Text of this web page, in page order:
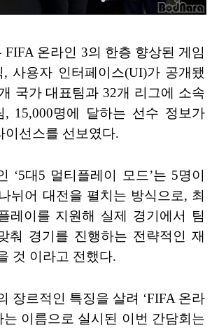
FIFA 온라인 3의 한층 향상된 게임
사용자 인터페이스(UI)가 공개됐
국가 대표팀과 32개 리그에 소속
, 15,000명에 달하는 선수 정보가
이선스를 선보였다.
‘5대5 멀티플레이 모드’는 5명이
뉘어 대전을 펼치는 방식으로, 최
레이를 지원해 실제 경기에서 팀
춰 경기를 진행하는 전략적인 재
것 이라고 전했다.
장르적인 특징을 살려 ‘FIFA 온라
는 이름으로 실시된 이번 간담회는